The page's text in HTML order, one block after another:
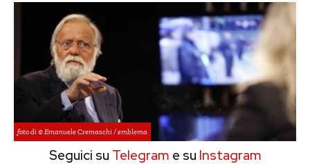
foto di © Emanuele Cremaschi / emblema
Seguici su Telegram e su Instagram